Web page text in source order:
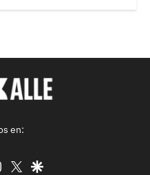
en:
instagram
twittergoogle